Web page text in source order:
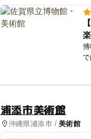
博
浦添市美術館
沖縄県浦添市 / 美術館